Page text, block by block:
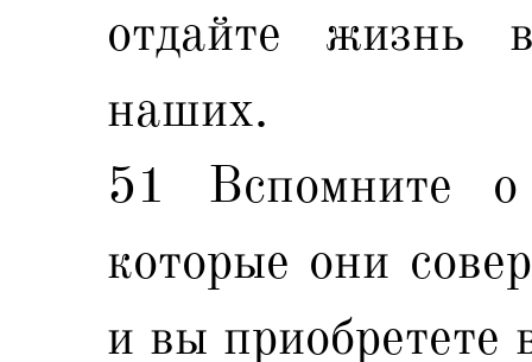
отдайте жизнь
наших.
51 Вспомните
которые они
и вы приобретете